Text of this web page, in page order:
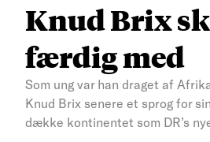
Knud Brix
færdig med
Som ung var han draget af
Knud Brix senere et sprog for
dække kontinentet som DR’s